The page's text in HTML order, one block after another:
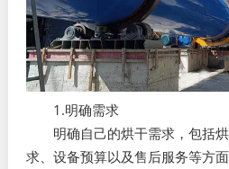
1.明确需求
明确自己的烘干需求，包括烘
求、设备预算以及售后服务等方面